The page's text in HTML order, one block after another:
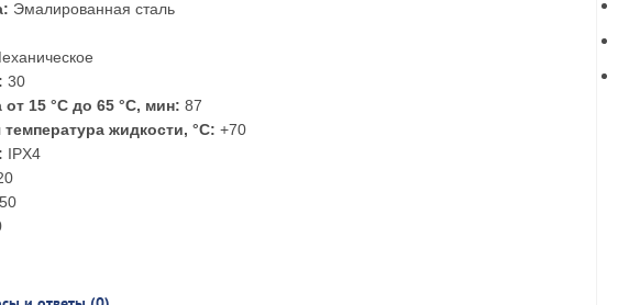
Эмалированная сталь
30
от 15 °С до 65 °С, мин: 87
жидкости, °С: +70
IPX4